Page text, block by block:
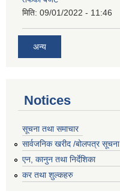
मिति: 09/01/2022 - 11:46
अन्य
Notices
सूचना तथा समाचार
सार्वजनिक खरीद /बोलपत्र सूचना
एन, कानुन तथा निर्देशिका
कर तथा शुल्कहरु